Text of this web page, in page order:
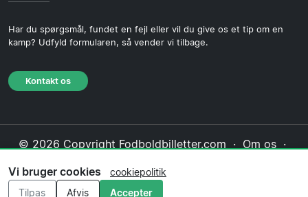
Har du spørgsmål, fundet en fejl eller vil du give os et tip om en
kamp? Udfyld formularen, så vender vi tilbage.
Kontakt os
© 2026 Copyright Fodboldbilletter.com · Om os ·
Redaktionel politik
Vi bruger cookies
cookiepolitik
Tilpas
Afvis Accepter